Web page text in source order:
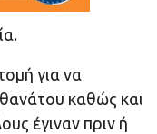
για να
θανάτου καθώς και
έγιναν πριν ή